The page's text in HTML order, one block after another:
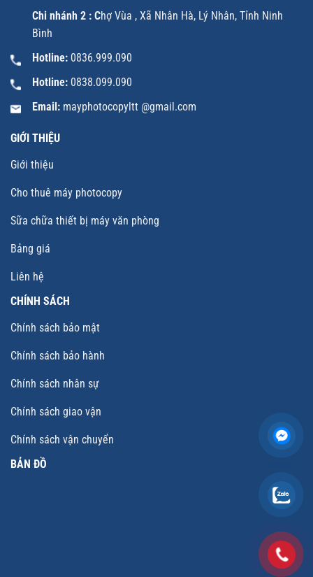
Chi nhánh 2 : Chợ Vùa , Xã Nhân Hà, Lý Nhân, Tỉnh Ninh
Bình
Hotline: 0836.999.090
Hotline: 0838.099.090
Email: mayphotocopyltt @gmail.com
GIỚI THIỆU
Giới thiệu
Cho thuê máy photocopy
Sữa chữa thiết bị máy văn phòng
Bảng giá
Liên hệ
CHÍNH SÁCH
Chính sách bảo mật
Chính sách bảo hành
Chính sách nhân sự
Chính sách giao vận
Chính sách vận chuyển
BẢN ĐỒ